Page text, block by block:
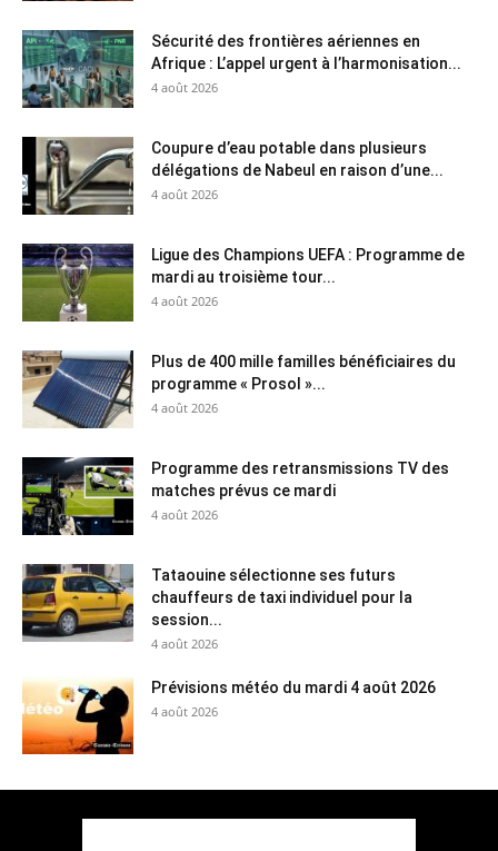
Sécurité des frontières aériennes en
Afrique : L’appel urgent à l’harmonisation...
4 août 2026
Coupure d’eau potable dans plusieurs
délégations de Nabeul en raison d’une...
4 août 2026
Ligue des Champions UEFA : Programme de
mardi au troisième tour...
4 août 2026
Plus de 400 mille familles bénéficiaires du
programme « Prosol »...
4 août 2026
Programme des retransmissions TV des
matches prévus ce mardi
4 août 2026
Tataouine sélectionne ses futurs
chauffeurs de taxi individuel pour la
session...
4 août 2026
Prévisions météo du mardi 4 août 2026
4 août 2026